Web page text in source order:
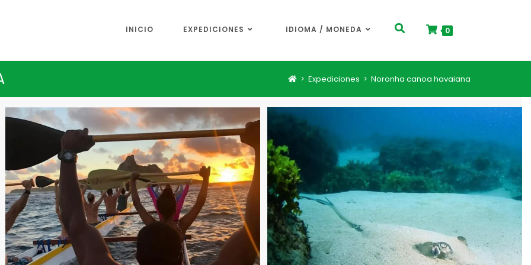
INICIO EXPEDICIONES IDIOMA / MONEDA 0
> Expediciones > Noronha canoa havaiana